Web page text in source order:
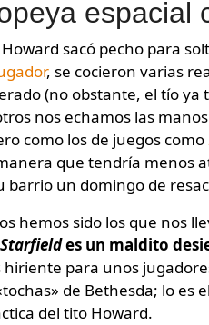
espacial
sacó pecho para
, se cocieron varias
(no obstante, el tío
nos echamos las
como los de juegos como
que tendría menos
barrio un domingo de
hemos sido los que nos
Starfieldes un maldito
hiriente para unos
de Bethesda; lo es
del tito Howard.